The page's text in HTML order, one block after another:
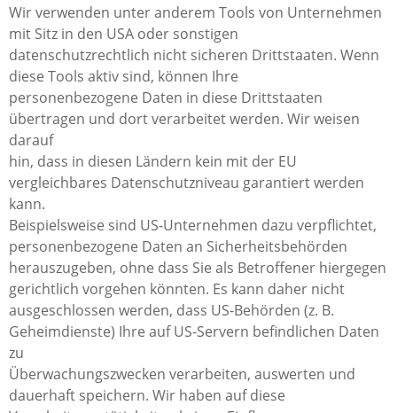
Wir verwenden unter anderem Tools von Unternehmen
mit Sitz in den USA oder sonstigen
datenschutzrechtlich nicht sicheren Drittstaaten. Wenn
diese Tools aktiv sind, können Ihre
personenbezogene Daten in diese Drittstaaten
übertragen und dort verarbeitet werden. Wir weisen
darauf
hin, dass in diesen Ländern kein mit der EU
vergleichbares Datenschutzniveau garantiert werden
kann.
Beispielsweise sind US-Unternehmen dazu verpflichtet,
personenbezogene Daten an Sicherheitsbehörden
herauszugeben, ohne dass Sie als Betroffener hiergegen
gerichtlich vorgehen könnten. Es kann daher nicht
ausgeschlossen werden, dass US-Behörden (z. B.
Geheimdienste) Ihre auf US-Servern befindlichen Daten
zu
Überwachungszwecken verarbeiten, auswerten und
dauerhaft speichern. Wir haben auf diese